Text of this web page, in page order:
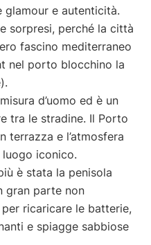
glamour e autenticità.
sorpresi, perché la città
fascino mediterraneo
nel porto blocchino la
d’uomo ed è un
tra le stradine. Il Porto
terrazza e l’atmosfera
luogo iconico.
è stata la penisola
gran parte non
ricaricare le batterie,
e spiagge sabbiose